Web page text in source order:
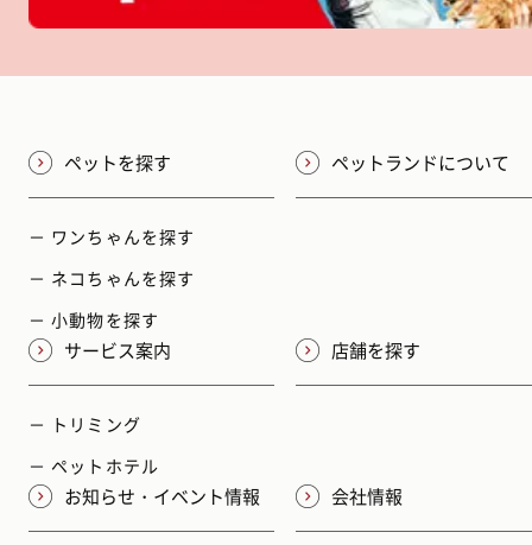
ペットを探す
－ ワンちゃんを探す
－ ネコちゃんを探す
－ 小動物を探す
ペットランドについて
サービス案内
－ トリミング
－ ペットホテル
店舗を探す
お知らせ・イベント情報 会社情報